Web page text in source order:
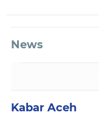
News
Kabar Aceh